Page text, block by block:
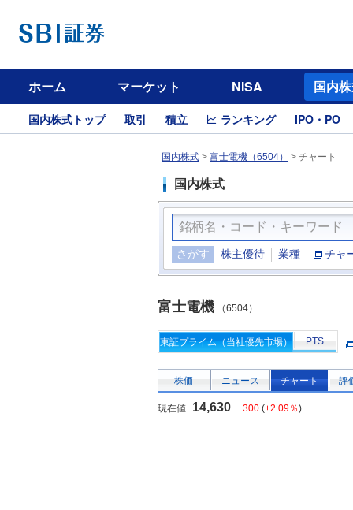
ホーム マーケット NISA 国内
国内株式トップ 取引 積立 ランキング IPO・PO
国内株式 > 富士電機（6504） > チャート
国内株式
さがす 株主優待 業種 チャ
富士電機 （6504）
東証プライム（当社優先市場） PTS
株価 ニュース チャート 評
現在値 14,630 +300 (+2.09％)